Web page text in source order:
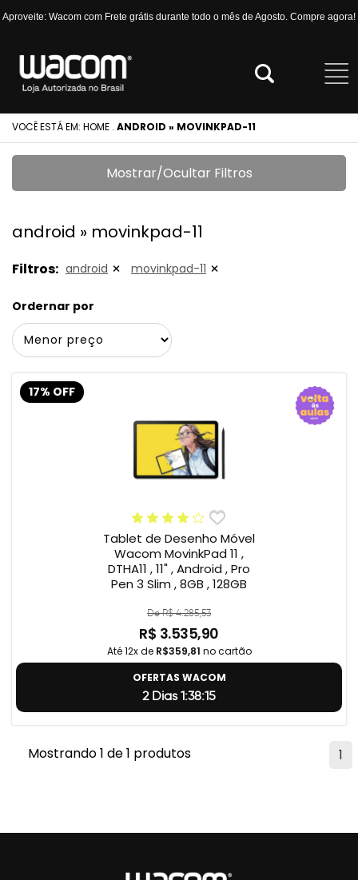
Aproveite: Wacom com Frete grátis durante todo o mês de Agosto. Compre agora!
VOCÊ ESTÁ EM: HOME . ANDROID » MOVINKPAD-11
Mostrar/Ocultar Filtros
android » movinkpad-11
Filtros: android movinkpad-11
Ordernar por
17% OFF
Tablet de Desenho Móvel
Wacom MovinkPad 11 ,
DTHA11 , 11" , Android , Pro
Pen 3 Slim , 8GB , 128GB
De R$ 4.285,53
R$ 3.535,90
Até 12x de R$359,81 no cartão
OFERTAS WACOM
2 Dias 1:38:15
1
Mostrando 1 de 1 produtos